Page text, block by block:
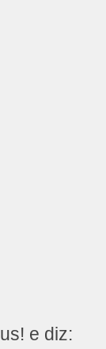
e diz: